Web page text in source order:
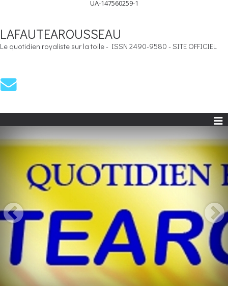
UA-147560259-1
LAFAUTEAROUSSEAU
Le quotidien royaliste sur la toile - ISSN 2490-9580 - SITE OFFICIEL